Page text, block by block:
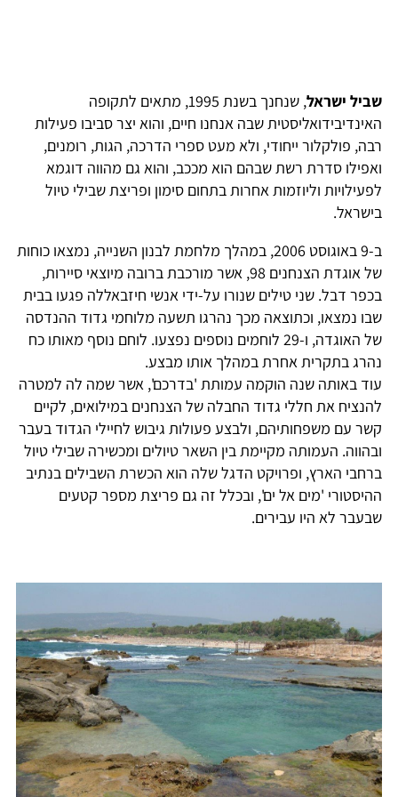
שביל ישראל
, שנחנך בשנת 1995, מתאים לתקופה
האינדיבידואליסטית שבה אנחנו חיים, והוא יצר סביבו פעילות
רבה, פולקלור ייחודי, ולא מעט ספרי הדרכה, הגות, רומנים,
ואפילו סדרת רשת שבהם הוא מככב, והוא גם מהווה דוגמא
לפעילויות וליוזמות אחרות בתחום סימון ופריצת שבילי טיול
בישראל.
ב-9 באוגוסט 2006, במהלך מלחמת לבנון השנייה, נמצאו כוחות
של אוגדת הצנחנים 98, אשר מורכבת ברובה מיוצאי סיירות,
בכפר דבל. שני טילים שנורו על-ידי אנשי חיזבאללה פגעו בבית
שבו נמצאו, וכתוצאה מכך נהרגו תשעה מלוחמי גדוד ההנדסה
של האוגדה, ו-29 לוחמים נוספים נפצעו. לוחם נוסף מאותו כח
נהרג בתקרית אחרת במהלך אותו מבצע.
עוד באותה שנה הוקמה עמותת 'בדרכם', אשר שמה לה למטרה
להנציח את חללי גדוד החבלה של הצנחנים במילואים, לקיים
קשר עם משפחותיהם, ולבצע פעולות גיבוש לחיילי הגדוד בעבר
ובהווה. העמותה מקיימת בין השאר טיולים ומכשירה שבילי טיול
ברחבי הארץ, ופרויקט הדגל שלה הוא הכשרת השבילים בנתיב
ההיסטורי 'מים אל ים', ובכלל זה גם פריצת מספר קטעים
שבעבר לא היו עבירים.